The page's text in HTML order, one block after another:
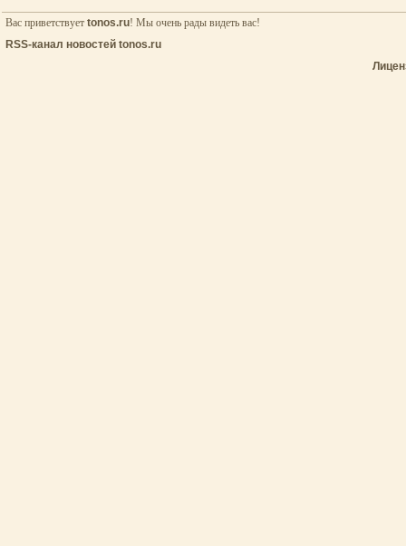
Вас приветствует tonos.ru! Мы очень рады видеть вас!
RSS-канал новостей tonos.ru